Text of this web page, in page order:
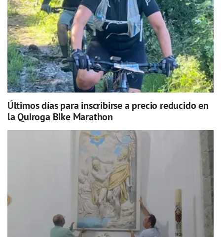
Últimos días para inscribirse a precio reducido en
la Quiroga Bike Marathon